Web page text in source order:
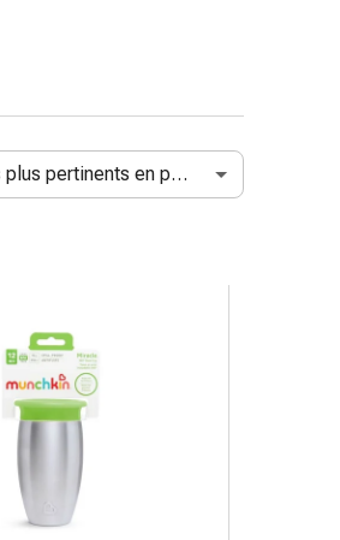
Les plus pertinents en premier